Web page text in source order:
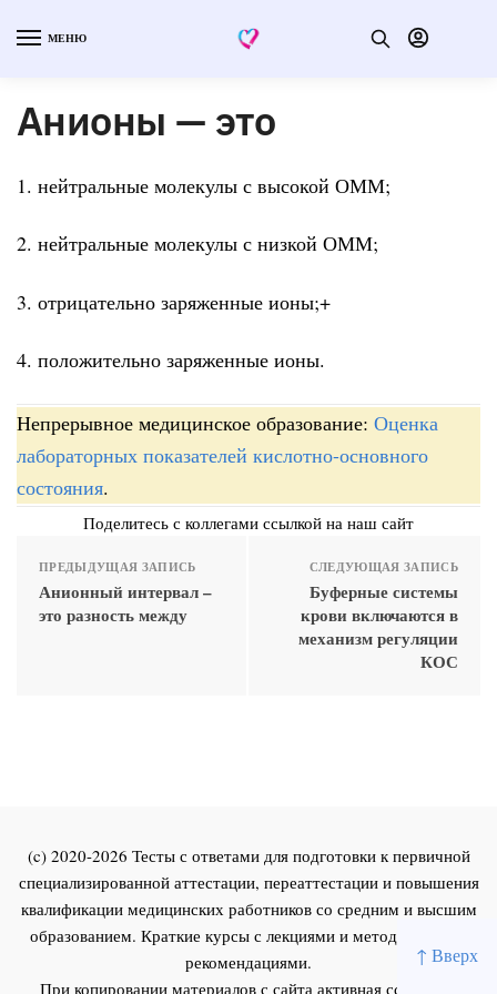
↑ Вверх
МЕНЮ
Анионы — это
1. нейтральные молекулы с высокой ОММ;
2. нейтральные молекулы с низкой ОММ;
3. отрицательно заряженные ионы;+
4. положительно заряженные ионы.
Непрерывное медицинское образование: Оценка
лабораторных показателей кислотно-основного
состояния.
Поделитесь с коллегами ссылкой на наш сайт
ПРЕДЫДУЩАЯ ЗАПИСЬ
Анионный интервал –
это разность между
СЛЕДУЮЩАЯ ЗАПИСЬ
Буферные системы
крови включаются в
механизм регуляции
КОС
(c) 2020-2026 Тесты с ответами для подготовки к первичной
специализированной аттестации, переаттестации и повышения
квалификации медицинских работников со средним и высшим
образованием. Краткие курсы с лекциями и методическими
рекомендациями.
При копировании материалов с сайта активная ссылка на